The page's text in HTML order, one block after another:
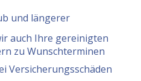
und längerer
auch Ihre gereinigten
zu Wunschterminen
Versicherungsschäden